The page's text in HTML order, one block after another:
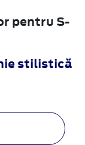
pentru S-
stilistică